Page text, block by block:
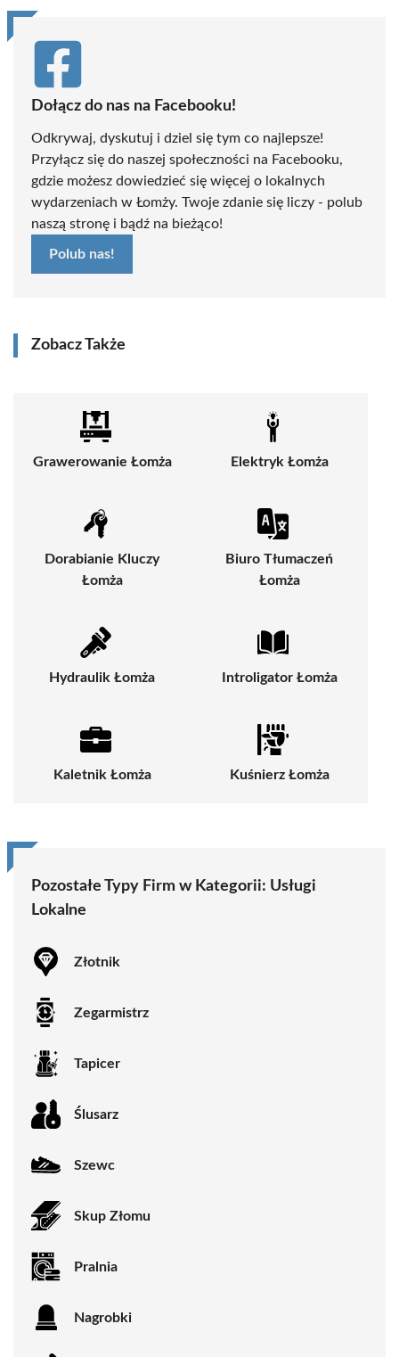
Dołącz do nas na Facebooku!
Odkrywaj, dyskutuj i dziel się tym co najlepsze!
Przyłącz się do naszej społeczności na Facebooku,
gdzie możesz dowiedzieć się więcej o lokalnych
wydarzeniach w Łomży. Twoje zdanie się liczy - polub
naszą stronę i bądź na bieżąco!
Polub nas!
Zobacz Także
Grawerowanie Łomża Elektryk Łomża
Dorabianie Kluczy
Łomża
Biuro Tłumaczeń
Łomża
Hydraulik Łomża Introligator Łomża
Kaletnik Łomża Kuśnierz Łomża
Pozostałe Typy Firm w Kategorii: Usługi
Lokalne
Złotnik
Zegarmistrz
Tapicer
Ślusarz
Szewc
Skup Złomu
Pralnia
Nagrobki